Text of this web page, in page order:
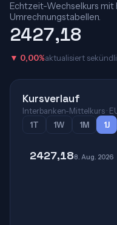
Echtzeit-Wechselkurs mit
Umrechnungstabellen.
2427,18
▼ 0,00%aktualisiert
Kursverlauf
Interbanken-Mittelkurs ·
1T
1W 1M 1J
2427,188. Aug. 2026